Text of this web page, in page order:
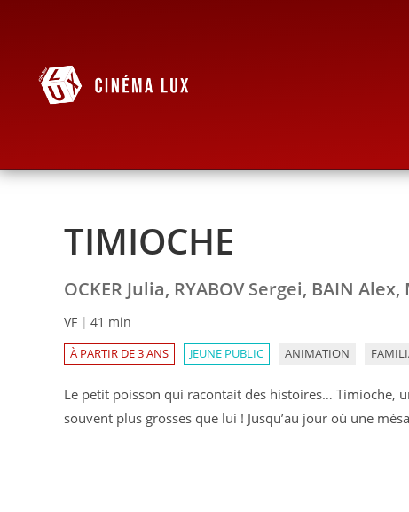
TIMIOCHE
OCKER Julia, RYABOV Sergei, BAIN
VF 41 min
À PARTIR DE 3 ANS JEUNE PUBLIC ANIMATION
Le petit poisson qui racontait des histoires… Timioche,
souvent plus grosses que lui ! Jusqu’au jour où une